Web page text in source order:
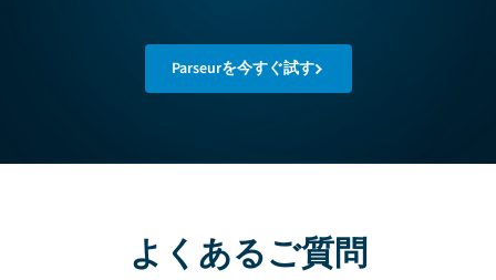
Parseurを今すぐ試す
よくあるご質問